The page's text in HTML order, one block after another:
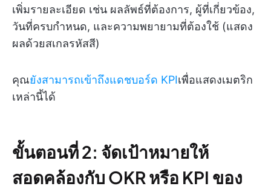
เพิ่มรายละเอียด เช่น ผลลัพธ์ที่ต้องการ, ผู้ที่เกี่ยวข้อง,
วันที่ครบกำหนด, และความพยายามที่ต้องใช้ (แสดง
ผลด้วยสเกลรหัสสี)
คุณยังสามารถเข้าถึงแดชบอร์ด KPIเพื่อแสดงเมตริก
เหล่านี้ได้
ขั้นตอนที่ 2: จัดเป้าหมายให้
สอดคล้องกับ OKR หรือ KPI ของ